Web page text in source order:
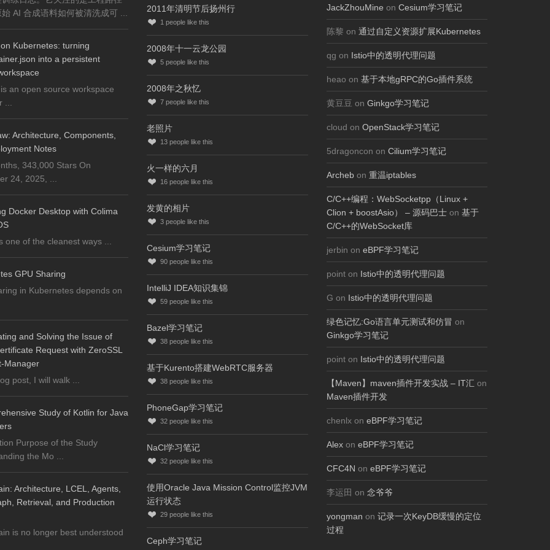
AI 合成语料如何被清洗成可 ...
Kubernetes: turning
into a persistent
an open source workspace
Architecture, Components,
Notes
343,000 Stars On
24, 2025, ...
Docker Desktop with Colima
one of the cleanest ways ...
GPU Sharing
in Kubernetes depends on
and Solving the Issue of
Request with ZeroSSL
Manager
post, I will walk ...
Study of Kotlin for Java
Purpose of the Study
the Mo ...
Architecture, LCEL, Agents,
Retrieval, and Production
is no longer best understood
2011年清明节后扬州行
1 people like this
2008年十一云龙公园
5 people like this
2008年之秋忆
7 people like this
老照片
13 people like this
火一样的六月
16 people like this
发黄的相片
3 people like this
Cesium学习笔记
90 people like this
IntelliJ IDEA知识集锦
59 people like this
Bazel学习笔记
38 people like this
基于Kurento搭建WebRTC服务器
38 people like this
PhoneGap学习笔记
32 people like this
NaCl学习笔记
32 people like this
使用Oracle Java Mission Control监控JVM
运行状态
29 people like this
Ceph学习笔记
JackZhouMine on Cesium学习笔记
陈黎 on 通过自定义资源扩展Kubernetes
qg on Istio中的透明代理问题
heao on 基于本地gRPC的Go插件系统
黄豆豆 on Ginkgo学习笔记
cloud on OpenStack学习笔记
5dragoncon on Cilium学习笔记
Archebon 重温iptables
C/C++编程：WebSocketpp（Linux +
Clion + boostAsio） – 源码巴士on 基于
C/C++的WebSocket库
jerbin on eBPF学习笔记
point on Istio中的透明代理问题
G on Istio中的透明代理问题
绿色记忆:Go语言单元测试和仿冒 on
Ginkgo学习笔记
point on Istio中的透明代理问题
【Maven】maven插件开发实战 – IT汇 on
Maven插件开发
chenlx on eBPF学习笔记
Alexon eBPF学习笔记
CFC4N on eBPF学习笔记
李运田 on 念爷爷
yongman on 记录一次KeyDB缓慢的定位
过程